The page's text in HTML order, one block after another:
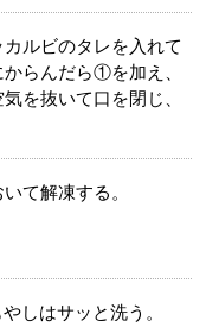
ルビのタレを入れて
らんだら①を加え、
を抜いて口を閉じ、
て解凍する。
しはサッと洗う。